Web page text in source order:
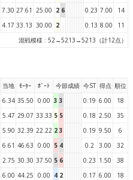
7.30 27.61 25.00 2 6 0.23 7.00
14
4.17 33.13 30.00 2 0.13 8.00
11
混戦模様 : 52→5213→5213（計12点）
当地 ﾓｰﾀｰ ﾎﾞｰﾄ 今節成績 今ST 得点 順位
6.34 35.50 0.00 3 3 0.19 6.00
18
5.47 29.07 33.33 5 5 0.18 2.50
35
5.90 32.39 22.22 2 3 0.19 9.50
6
6.61 46.63 0.00 5 4 0.2 3.00
32
2.75 30.30 37.50 5 6 0.23 1.50
38
6.00 44.25 0.00 4 2 0.17 6.00
18